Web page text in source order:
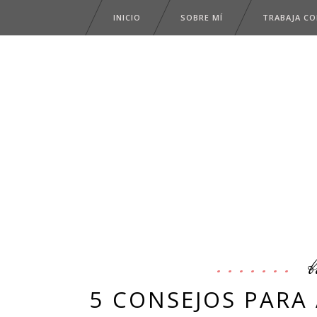
INICIO SOBRE MÍ TRABAJA
5 CONSEJOS